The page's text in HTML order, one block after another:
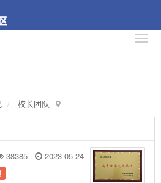
校长团队
38385 2023-05-24